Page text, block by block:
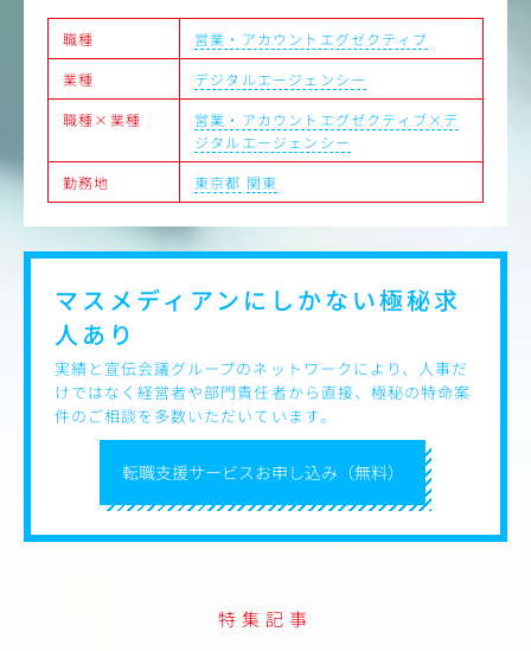
【このポジションの醍醐味】
最大の魅力は、扱える商材の独自性とスケールです。
当社が持つ自社メディアは7つ。タクシーサイネージ(都内
のビジネスパーソン・経営者層へ月間770万人にリーチ)
や、登録者約70万人のカルチャーメディア「McGuffin」な
ど、性質の異なる媒体を運営しています。
広告枠を売るのではなく、クライアントの課題に応じて最
商材単価は高く、10名ほどの営業チームで約50億規模の予
算を扱っています。
少数精鋭で大きなビジネスを動かす環境だからこそ、一人
ひとりの裁量と影響力は大きい。
成果は、インセンティブとして報酬に反映されます。
【お任せしたい業務】
7つの自社メディアを活用した、法人への企画提案営業を
担っていただきます。
・自社メディアを活用した企画提案、社内チームと連携し
たファシリテート
・既存クライアントの対応、アップセル
ていくことも期待しています。
職種
営業・アカウントエグゼクティブ
業種
デジタルエージェンシー
職種×業種
営業・アカウントエグゼクティブ×デ
ジタルエージェンシー
勤務地
東京都 関東
転職支援サービスお申し込み（無料）
マスメディアンにしかない極秘求
人あり
実績と宣伝会議グループのネットワークにより、人事だ
けではなく経営者や部門責任者から直接、極秘の特命案
件のご相談を多数いただいています。
特集記事